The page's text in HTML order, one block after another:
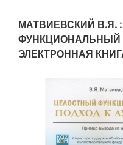
МАТВИЕВСКИЙ В.Я.
ФУНКЦИОНАЛЬНЫЙ
ЭЛЕКТРОННАЯ